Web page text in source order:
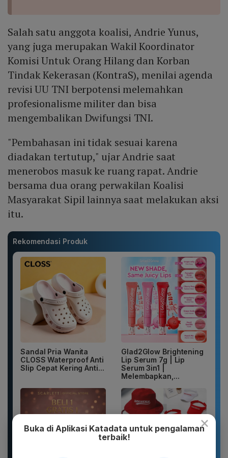
Salah satu anggota koalisi, Andrie Yunus,
yang juga merupakan Wakil Koordinator
Komisi Untuk Orang Hilang dan Korban
Tindak Kekerasan (KontraS), menilai agenda
revisi UU TNI berpotensi melemahkan
profesionalisme militer dan bisa
mengembalikan Dwifungsi TNI.
"Pembahasan ini tidak sesuai karena
diadakan tertutup," ujar Andrie saat
menerobos masuk ke ruang rapat. Andrie
bersama dua orang perwakilan Koalisi
Masyarakat Sipil lainnya saat melakukan aksi
itu.
Rekomendasi Produk
Sandal Pria Wanita
CLOSS Waterproof Anti
Slip Cepat Kering Anti...
Glad2Glow Brightening
Lip Serum 7g | Lip
Serum 3in1 |
Melembapkan,...
×
Buka di Aplikasi Katadata untuk pengalaman
terbaik!